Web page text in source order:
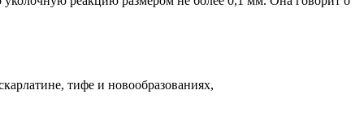
тифе и новообразованиях,